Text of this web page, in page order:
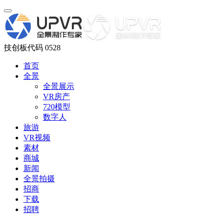
技创板代码 0528
首页
全景
全景展示
VR房产
720模型
数字人
旅游
VR视频
素材
商城
新闻
全景拍摄
招商
下载
招聘